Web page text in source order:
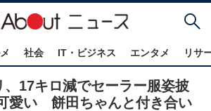
社会 IT・ビジネス エンタメ リサ
、17キロ減でセーラー服姿披
愛い 餅田ちゃんと付き合い